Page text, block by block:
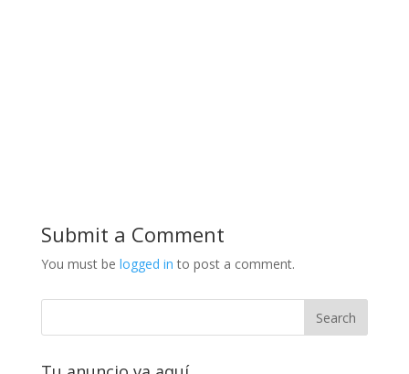
Submit a Comment
You must be logged in to post a comment.